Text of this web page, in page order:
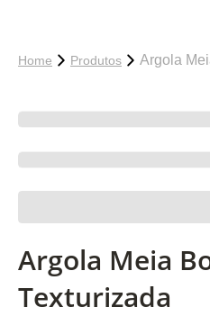
Home Produtos Argola
Argola Meia
Texturizada